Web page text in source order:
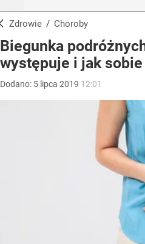
Zdrowie / Choroby
Biegunka
występuje i jak
Dodano: 5 lipca 2019 12:01